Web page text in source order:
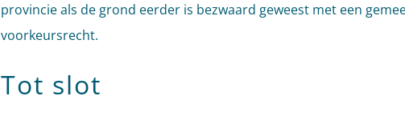
provincie als de grond eerder is bezwaard geweest met een
voorkeursrecht.
Tot slot